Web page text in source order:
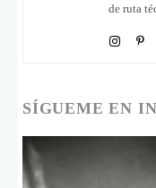
de ruta
SÍGUEME EN